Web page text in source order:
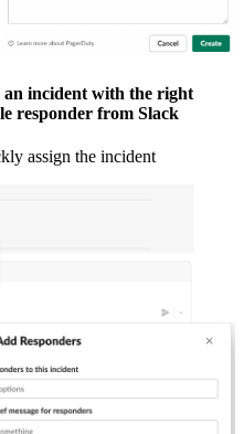
an incident with the right
responder from Slack
assign the incident